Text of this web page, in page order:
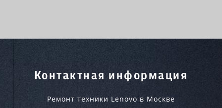
Контактная информация
Ремонт техники Lenovo в Москве